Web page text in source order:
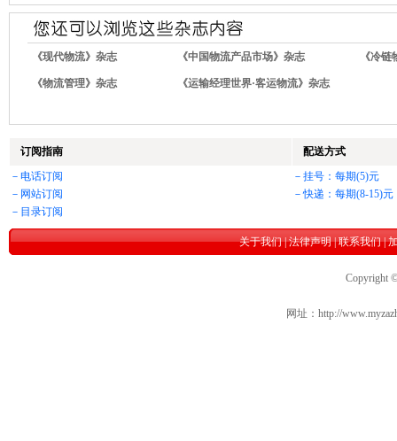
《现代物流》杂志 《中国物流产品市场》杂志 《冷
《物流管理》杂志 《运输经理世界·客运物流》杂志